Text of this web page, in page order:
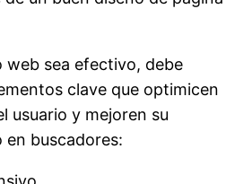
web sea efectivo, debe
clave que optimicen
usuario y mejoren su
buscadores: